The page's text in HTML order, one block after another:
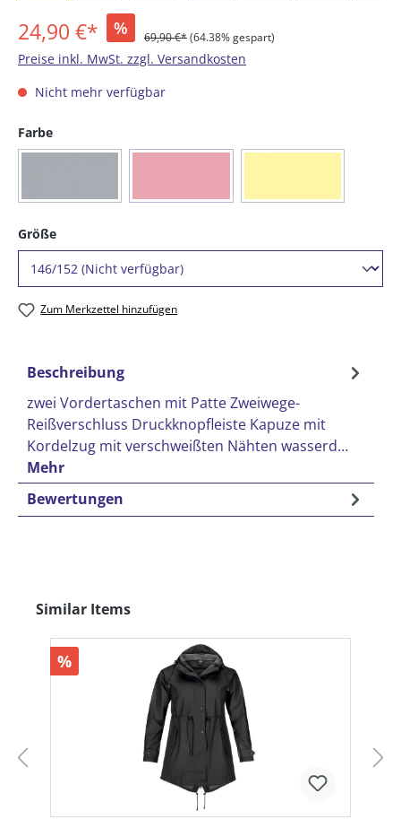
24,90 €* % 69,90 €*(64.38% gespart)
Preise inkl. MwSt. zzgl. Versandkosten
Nicht mehr verfügbar
Farbeauswählen
Größeauswählen
Zum Merkzettel hinzufügen
Beschreibung
zwei Vordertaschen mit Patte Zweiwege-
Reißverschluss Druckknopfleiste Kapuze mit
Kordelzug mit verschweißten Nähten wasserd…
Mehr
Bewertungen
Produktgalerie überspringen
Similar Items
%